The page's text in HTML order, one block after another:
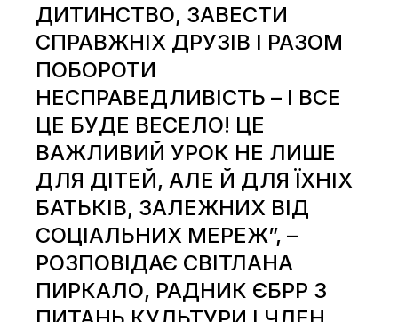
ДИТИНСТВО, ЗАВЕСТИ
СПРАВЖНІХ ДРУЗІВ І РАЗОМ
ПОБОРОТИ
НЕСПРАВЕДЛИВІСТЬ – І ВСЕ
ЦЕ БУДЕ ВЕСЕЛО! ЦЕ
ВАЖЛИВИЙ УРОК НЕ ЛИШЕ
ДЛЯ ДІТЕЙ, АЛЕ Й ДЛЯ ЇХНІХ
БАТЬКІВ, ЗАЛЕЖНИХ ВІД
СОЦІАЛЬНИХ МЕРЕЖ”, –
РОЗПОВІДАЄ СВІТЛАНА
ПИРКАЛО, РАДНИК ЄБРР З